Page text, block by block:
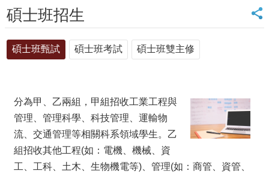
首
頁
大
首
站
導
覽
English
系
碩士班招生
碩士班甄試 碩士班考試 碩士班雙主修
分為甲、乙兩組，甲組招收工業工程與
管理、管理科學、科技管理、運輸物
流、交通管理等相關科系領域學生。乙
組招收其他工程(如：電機、機械、資
工、工科、土木、生物機電等)、管理(如：商管、資管、